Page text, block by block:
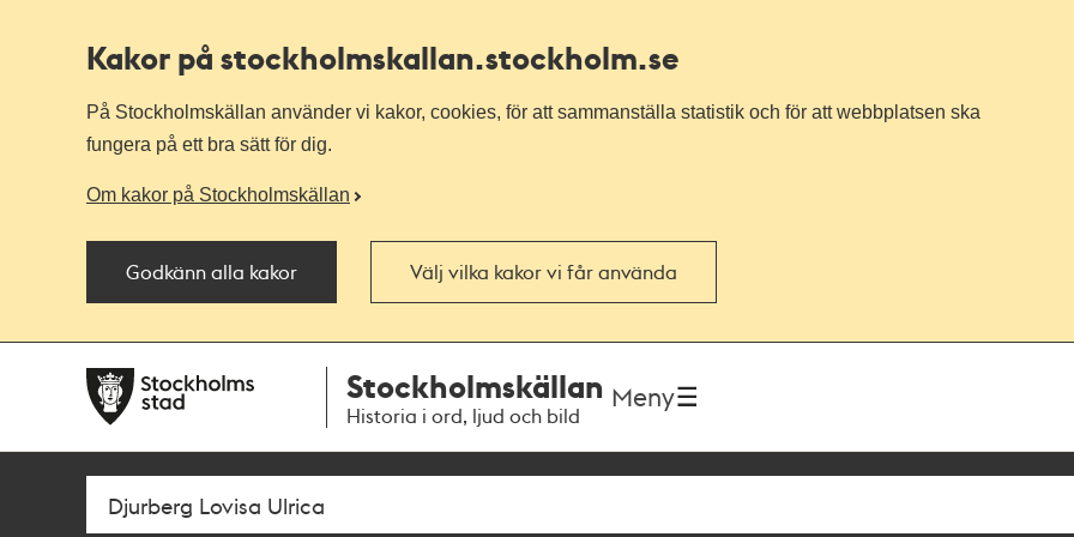
Kakor på stockholmskallan.stockholm.se
På Stockholmskällan använder vi kakor, cookies, för att sammanställa statistik och för att webbplatsen ska
fungera på ett bra sätt för dig.
Om kakor på Stockholmskällan
Godkänn alla kakor Välj vilka kakor vi får använda
navigationen
huvudinnehållet
Stockholmskällan
Historia i ord, ljud och bild
Meny
Sök